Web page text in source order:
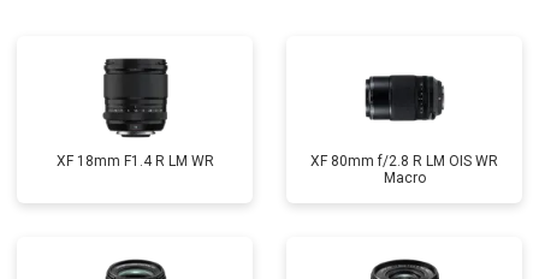
XF 18mm F1.4 R LM WR
XF 80mm f/2.8 R LM OIS WR
Macro